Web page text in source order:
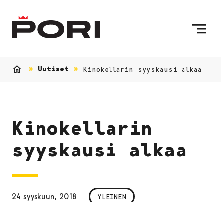
Uutiset Kinokellarin syyskausi alkaa
Kinokellarin
syyskausi alkaa
24 syyskuun, 2018 YLEINEN